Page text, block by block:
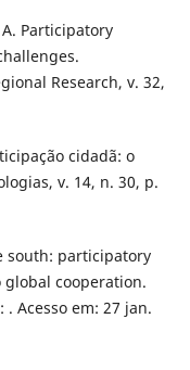
A. Participatory
Research, v. 32,
cidadã: o
v. 14, n. 30, p.
south: participatory
cooperation.
Acesso em: 27 jan.